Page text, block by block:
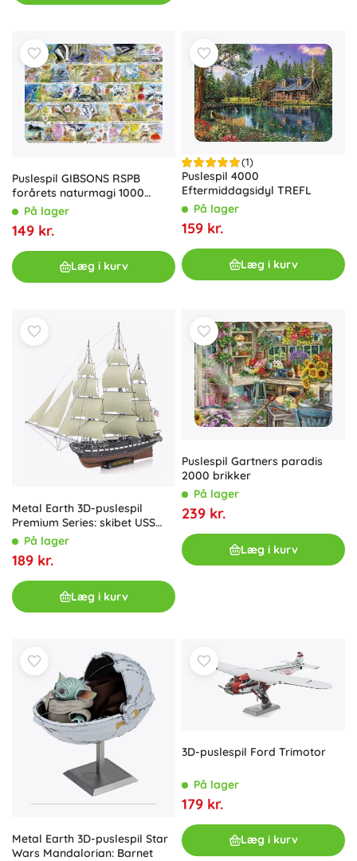
Puslespil GIBSONS RSPB
forårets naturmagi 1000
brikker
På lager
149 kr.
Læg i kurv
(1)
Puslespil 4000
Eftermiddagsidyl TREFL
På lager
159 kr.
Læg i kurv
Metal Earth 3D-puslespil
Premium Series: skibet USS
Constitution – metalmodel
På lager
189 kr.
Læg i kurv
Puslespil Gartners paradis
2000 brikker
På lager
239 kr.
Læg i kurv
Metal Earth 3D-puslespil Star
Wars Mandalorian: Barnet
3D-puslespil Ford Trimotor
På lager
179 kr.
Læg i kurv